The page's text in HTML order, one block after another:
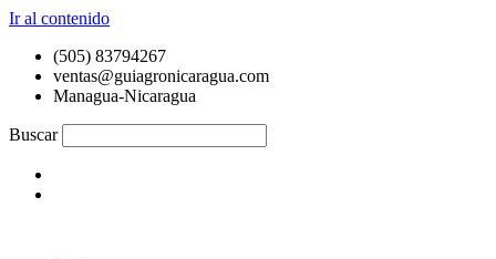
Ir al contenido
(505) 83794267
ventas@guiagronicaragua.com
Managua-Nicaragua
Buscar